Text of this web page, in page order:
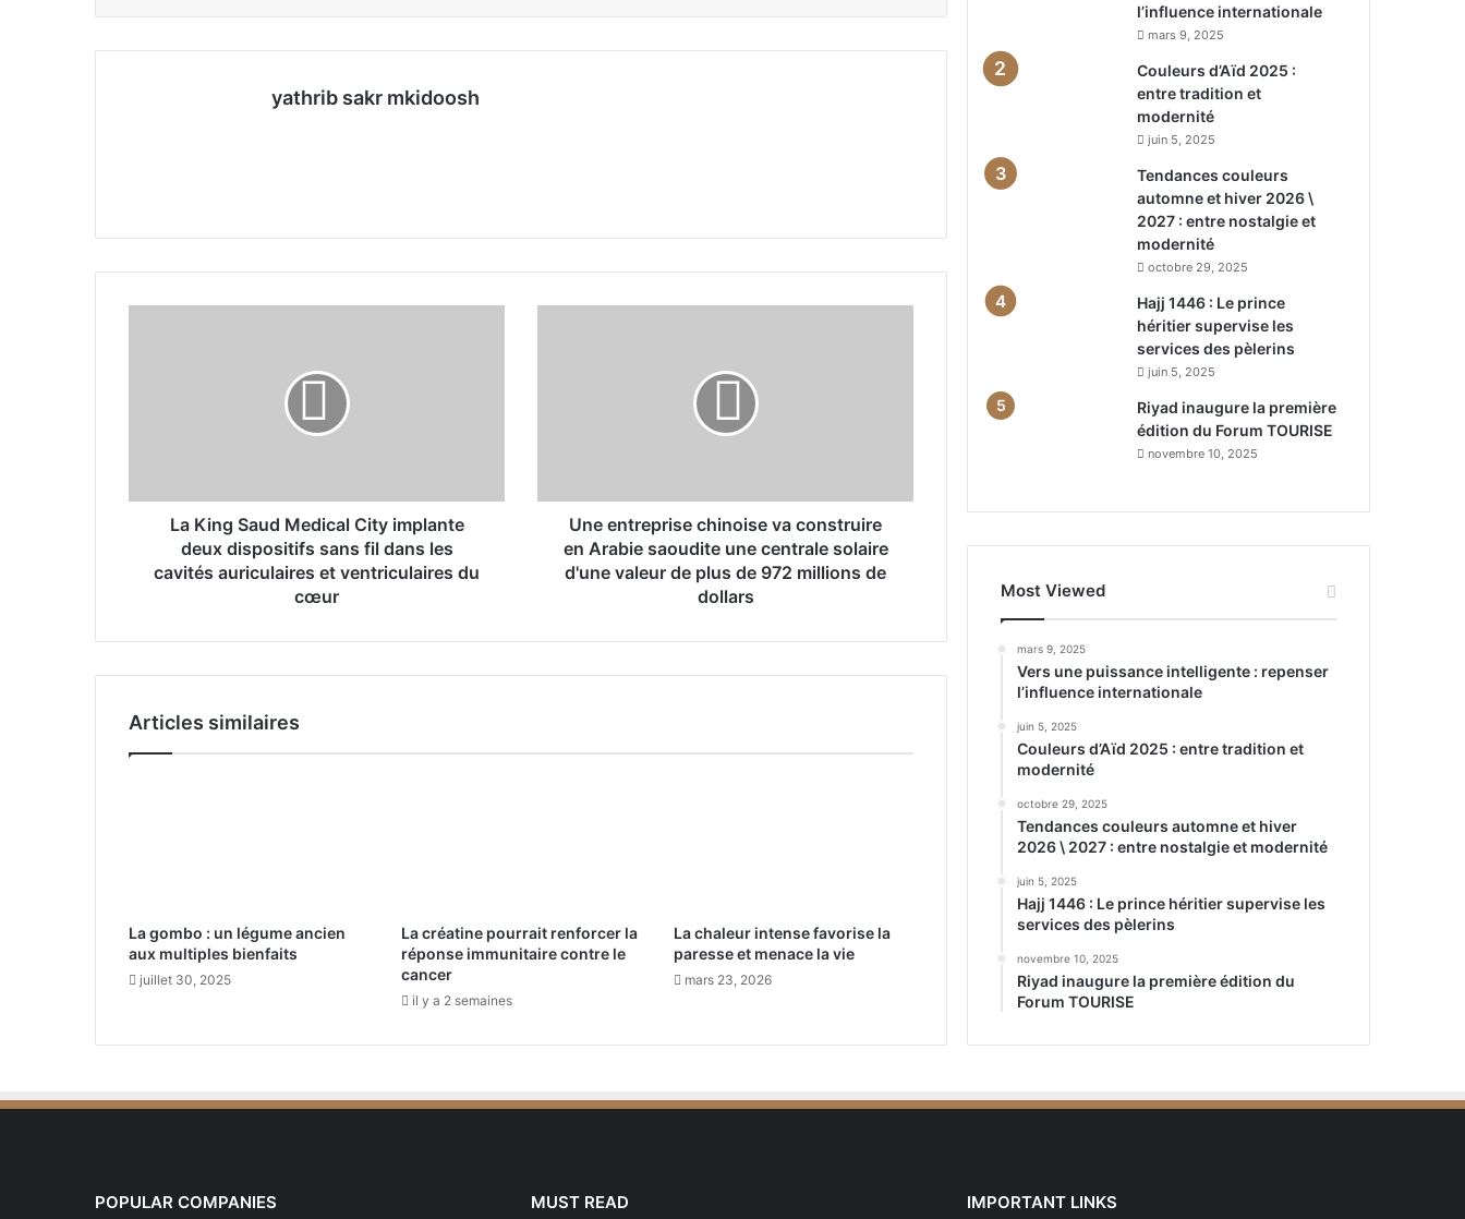
yathrib sakr mkidoosh
u
i
t
t
e
d
x
i
La King Saud Medical City implante
deux dispositifs sans fil dans les
cavités auriculaires et ventriculaires du
cœur
p
s
t
r
e
i
Une entreprise chinoise va construire
en Arabie saoudite une centrale solaire
d'une valeur de plus de 972 millions de
dollars
Articles similaires
La gombo : un légume ancien
aux multiples bienfaits
juillet 30, 2025
La créatine pourrait renforcer la
réponse immunitaire contre le
cancer
il y a 2 semaines
La chaleur intense favorise la
paresse et menace la vie
mars 23, 2026
l’influence internationale
mars 9, 2025
Couleurs d’Aïd 2025 :
entre tradition et
modernité
juin 5, 2025
Tendances couleurs
automne et hiver 2026 \
2027 : entre nostalgie et
modernité
octobre 29, 2025
Hajj 1446 : Le prince
héritier supervise les
services des pèlerins
juin 5, 2025
Riyad inaugure la première
édition du Forum TOURISE
novembre 10, 2025
Most Viewed
mars 9, 2025
Vers une puissance intelligente : repenser
l’influence internationale
juin 5, 2025
Couleurs d’Aïd 2025 : entre tradition et
modernité
octobre 29, 2025
Tendances couleurs automne et hiver
2026 \ 2027 : entre nostalgie et modernité
juin 5, 2025
Hajj 1446 : Le prince héritier supervise les
services des pèlerins
novembre 10, 2025
Riyad inaugure la première édition du
Forum TOURISE
POPULAR COMPANIES MUST READ IMPORTANT LINKS